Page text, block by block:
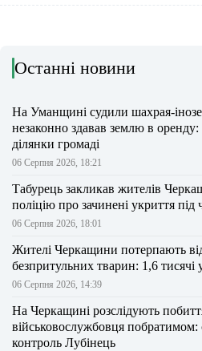
Останні новини
На Уманщині судили шахрая-
незаконно здавав землю в
ділянки громаді
06 Серпня 2026, 18:21
Табурець закликав жителів
поліцію про зачинені укриття під
06 Серпня 2026, 18:01
Жителі Черкащини потерпають
безпритульних тварин: 1,6 тисячі
06 Серпня 2026, 14:39
На Черкащині розслідують
військовослужбовця побратимом:
контроль Лубінець